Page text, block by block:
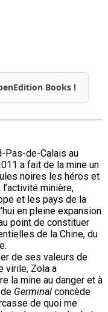
Books !
Pas-de-Calais au
a fait de la mine un
noires les héros et
minière,
et les pays de la
en pleine expansion
point de constituer
de la Chine, du
de ses valeurs de
virile, Zola a
la mine au danger et à
Germinal concède
de quoi me